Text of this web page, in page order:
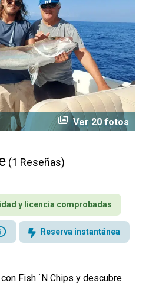
perm_media Ver 20 fotos
(1 Reseñas)
y licencia comprobadas
Reserva instantánea
Fish `N Chips y descubre